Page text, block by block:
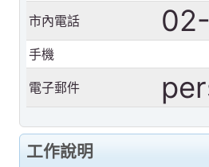
市內電話
手機
電子郵件
工作說明